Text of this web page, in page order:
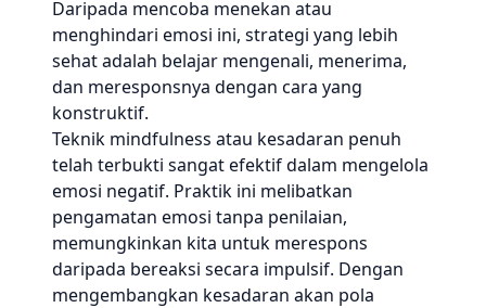
Daripada mencoba menekan atau
menghindari emosi ini, strategi yang lebih
sehat adalah belajar mengenali, menerima,
dan meresponsnya dengan cara yang
konstruktif.
Teknik mindfulness atau kesadaran penuh
telah terbukti sangat efektif dalam mengelola
emosi negatif. Praktik ini melibatkan
pengamatan emosi tanpa penilaian,
memungkinkan kita untuk merespons
daripada bereaksi secara impulsif. Dengan
mengembangkan kesadaran akan pola